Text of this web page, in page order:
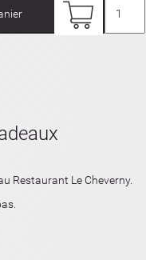
CHÈQUE
Restaurant Le Cheverny.